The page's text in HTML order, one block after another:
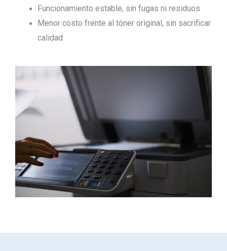
Funcionamiento estable, sin fugas ni residuos
Menor costo frente al tóner original, sin sacrificar
calidad